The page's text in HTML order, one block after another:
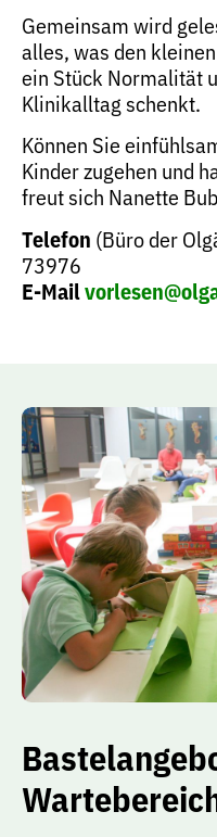
Gemeinsam wird
alles, was den
ein Stück Normalität
Klinikalltag schenkt.
Können Sie
Kinder zugehen und
freut sich Nanette
Telefon (Büro der
73976
E-Mail